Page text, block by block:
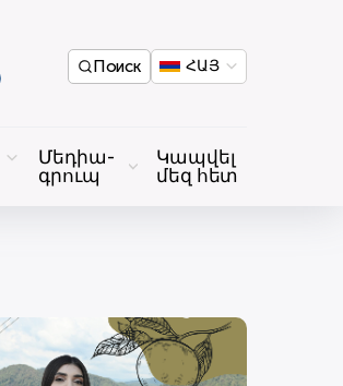
Поиск ՀԱՅ
Մեդիա-
գրուպ
Կապվել
մեզ հետ